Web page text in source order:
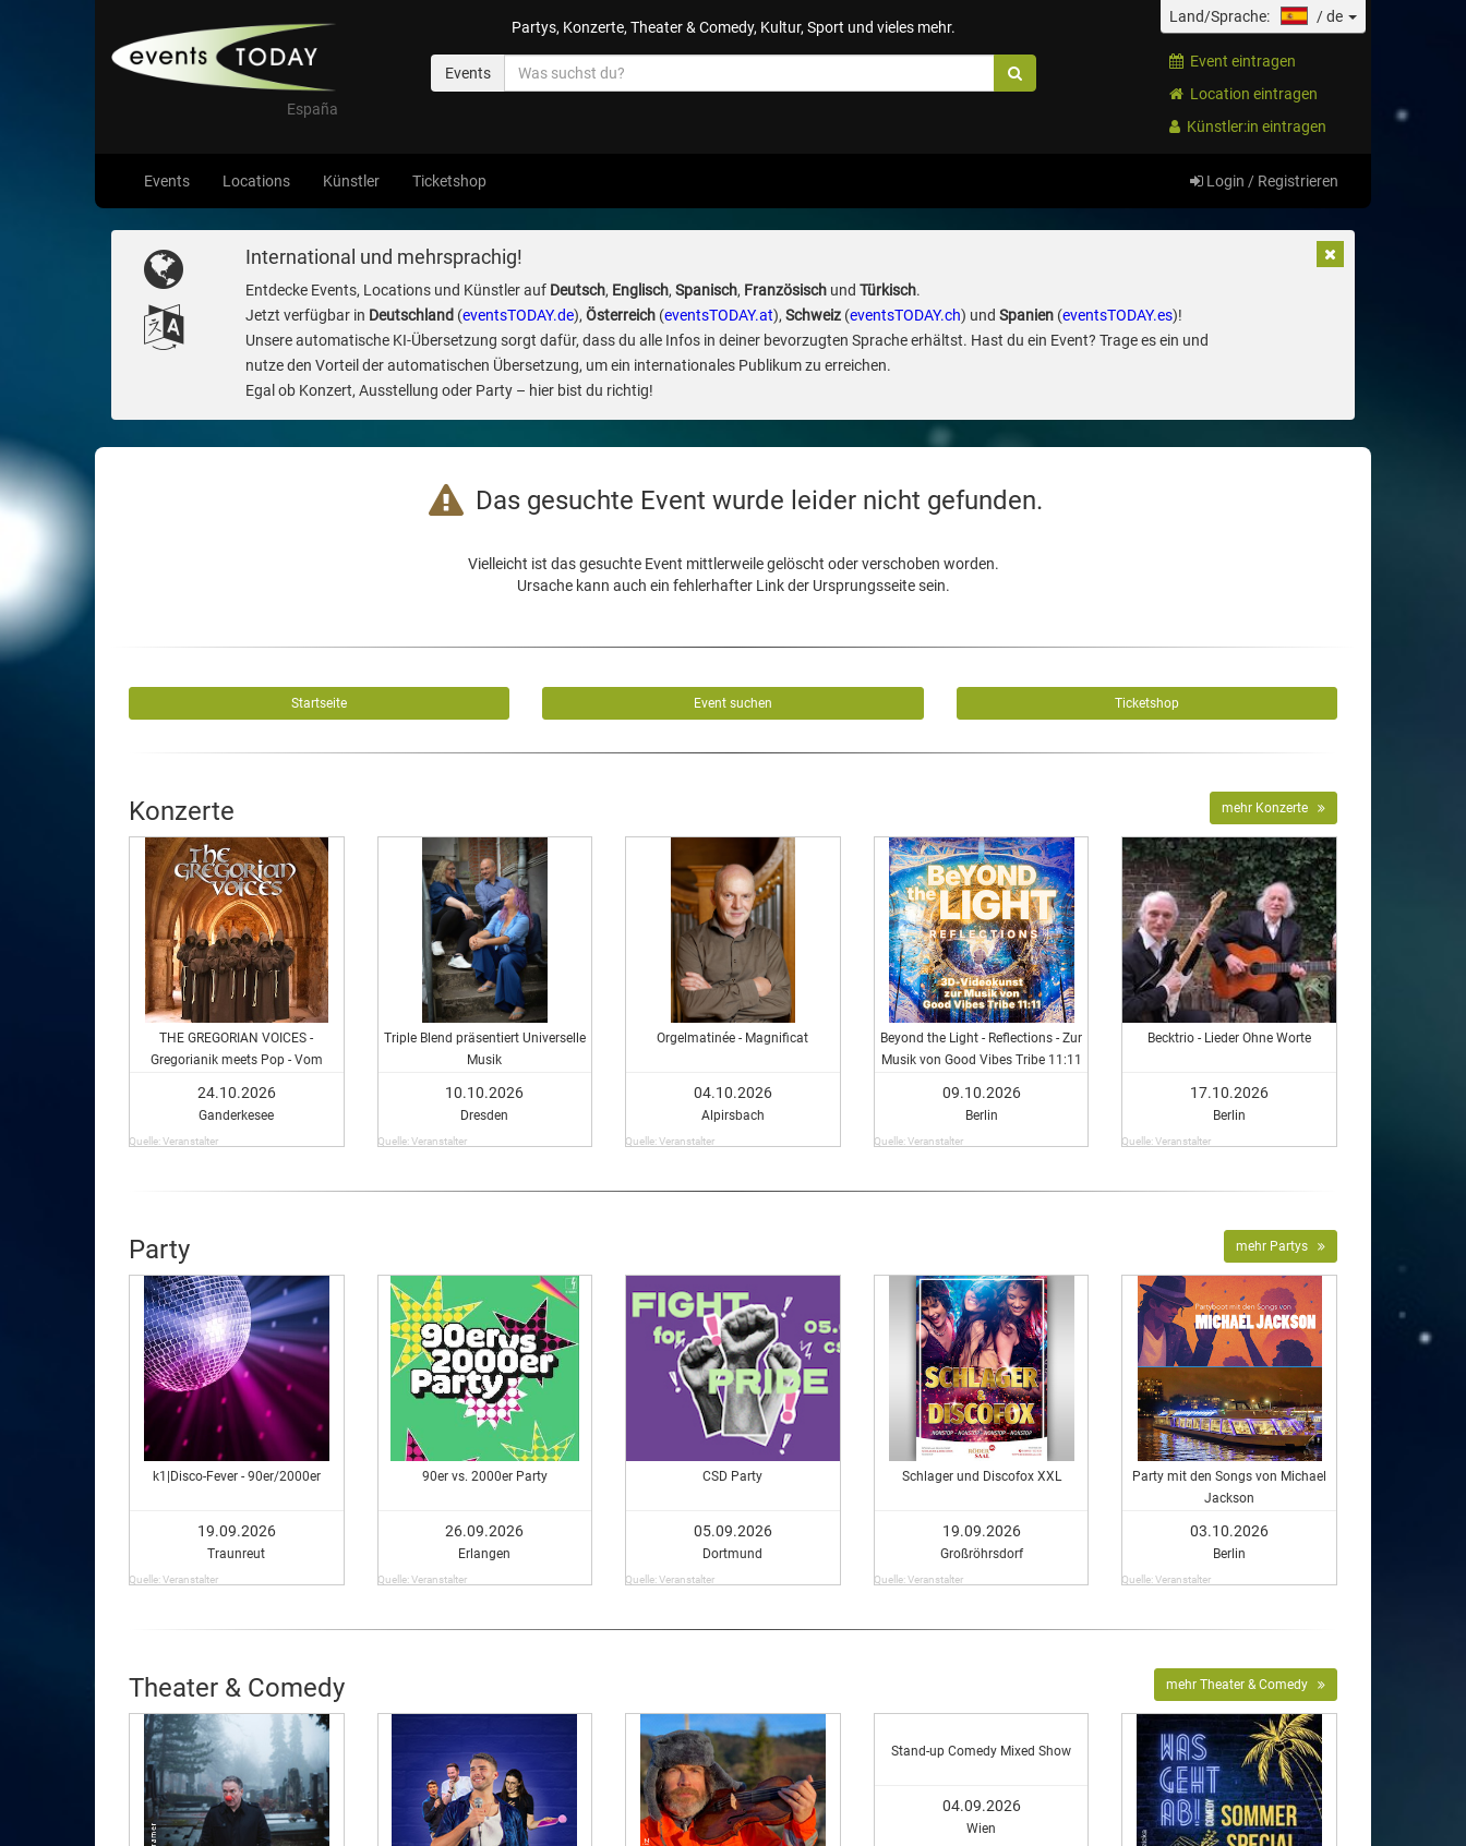
España
Partys, Konzerte, Theater & Comedy, Kultur, Sport und vieles mehr.
Events
Land/Sprache: /de
Event eintragen
Location eintragen
Künstler:in eintragen
Events Locations Künstler Ticketshop Login / Registrieren
International und mehrsprachig!
Entdecke Events, Locations und Künstler auf Deutsch, Englisch, Spanisch, Französischund Türkisch.
Jetzt verfügbar in Deutschland (eventsTODAY.de), Österreich(eventsTODAY.at), Schweiz(eventsTODAY.ch) und Spanien(eventsTODAY.es)!
Unsere automatische KI-Übersetzung sorgt dafür, dass du alle Infos in deiner bevorzugten Sprache erhältst. Hast du ein Event? Trage es ein und
nutze den Vorteil der automatischen Übersetzung, um ein internationales Publikum zu erreichen.
Egal ob Konzert, Ausstellung oder Party – hier bist du richtig!
Das gesuchte Event wurde leider nicht gefunden.
Vielleicht ist das gesuchte Event mittlerweile gelöscht oder verschoben worden.
Ursache kann auch ein fehlerhafter Link der Ursprungsseite sein.
Startseite Event suchen Ticketshop
Konzerte mehr Konzerte
THE GREGORIAN VOICES -
Gregorianik meets Pop - Vom
24.10.2026
Ganderkesee
Quelle: Veranstalter
Triple Blend präsentiert Universelle
Musik
10.10.2026
Dresden
Quelle: Veranstalter
Orgelmatinée - Magnificat
04.10.2026
Alpirsbach
Quelle: Veranstalter
Beyond the Light - Reflections - Zur
Musik von Good Vibes Tribe 11:11
09.10.2026
Berlin
Quelle: Veranstalter
Becktrio - Lieder Ohne Worte
17.10.2026
Berlin
Quelle: Veranstalter
Party mehr Partys
k1|Disco-Fever - 90er/2000er
19.09.2026
Traunreut
Quelle: Veranstalter
90er vs. 2000er Party
26.09.2026
Erlangen
Quelle: Veranstalter
CSD Party
05.09.2026
Dortmund
Quelle: Veranstalter
Schlager und Discofox XXL
19.09.2026
Großröhrsdorf
Quelle: Veranstalter
Party mit den Songs von Michael
Jackson
03.10.2026
Berlin
Quelle: Veranstalter
Theater & Comedy mehr Theater & Comedy
Stand-up Comedy Mixed Show
04.09.2026
Wien